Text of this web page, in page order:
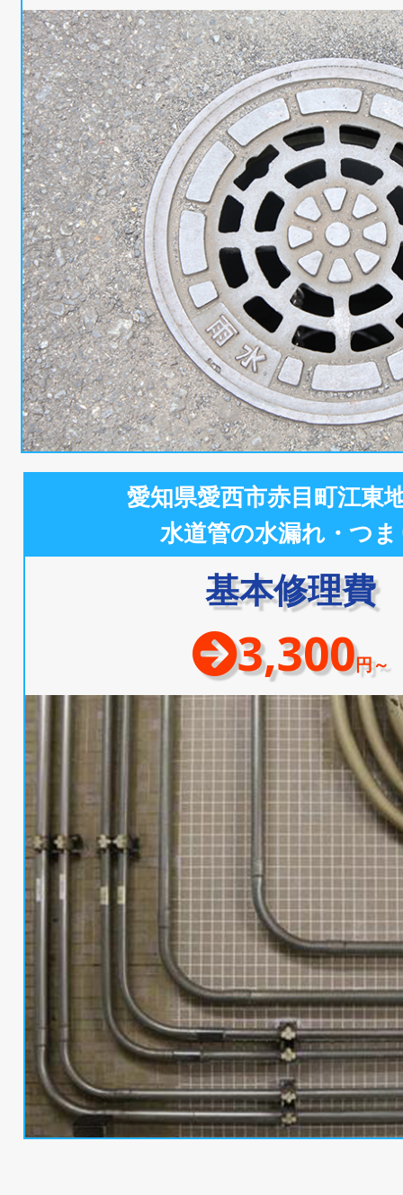
愛知県愛西市赤目町江東
水道管の水漏れ・つ
基本修理費
3,300円～